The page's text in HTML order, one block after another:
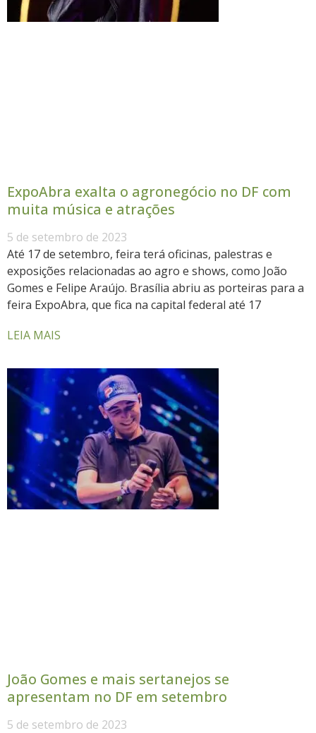
ExpoAbra exalta o agronegócio no DF com
muita música e atrações
5 de setembro de 2023
Até 17 de setembro, feira terá oficinas, palestras e
exposições relacionadas ao agro e shows, como João
Gomes e Felipe Araújo. Brasília abriu as porteiras para a
feira ExpoAbra, que fica na capital federal até 17
LEIA MAIS
João Gomes e mais sertanejos se
apresentam no DF em setembro
5 de setembro de 2023